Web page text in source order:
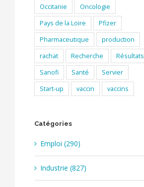
Occitanie
Oncologie
Pays de la Loire
Pfizer
Pharmaceutique
production
rachat
Recherche
Résultats
Sanofi
Santé
Servier
Start-up
vaccin vaccins
Catégories
Emploi (290)
Industrie (827)